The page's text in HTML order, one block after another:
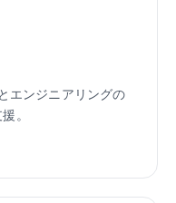
エンジニアリングの
。